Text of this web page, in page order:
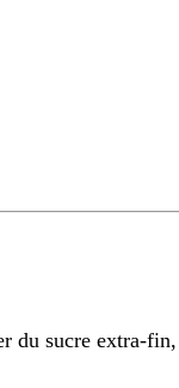
du sucre extra-